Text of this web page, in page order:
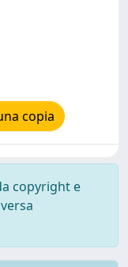
copia
copyright e